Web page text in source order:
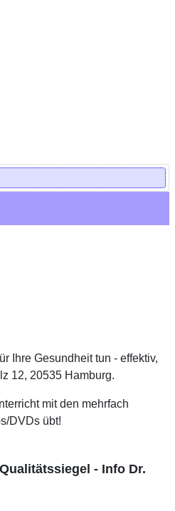
Ihre Gesundheit tun - effektiv,
12, 20535 Hamburg.
mit den mehrfach
DVDs übt!
- Info Dr.